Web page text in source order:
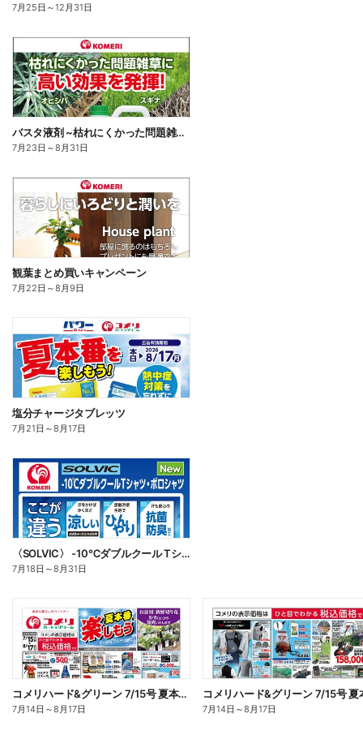
7月25日 ～12月31日
バスタ液剤 ~枯れにくかった問題雑草に高い効果を発揮!~
7月23日 ～8月31日
観葉まとめ買いキャンペーン
7月22日 ～8月9日
塩分チャージタブレッツ
7月21日 ～8月17日
〈SOLVIC〉 -10℃ダブルクール Tシャツ・ポロシャツ
7月18日 ～8月31日
コメリハード&グリーン 7/15号 夏本番を楽しもう オモテ
7月14日 ～8月17日 7月14日 ～8月17日